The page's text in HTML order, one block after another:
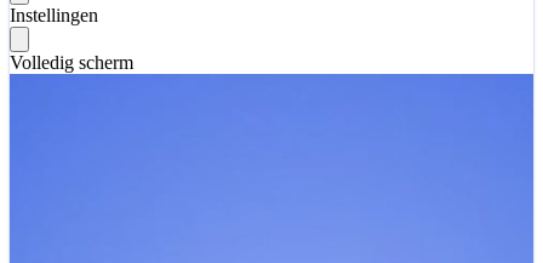
Instellingen
Volledig scherm